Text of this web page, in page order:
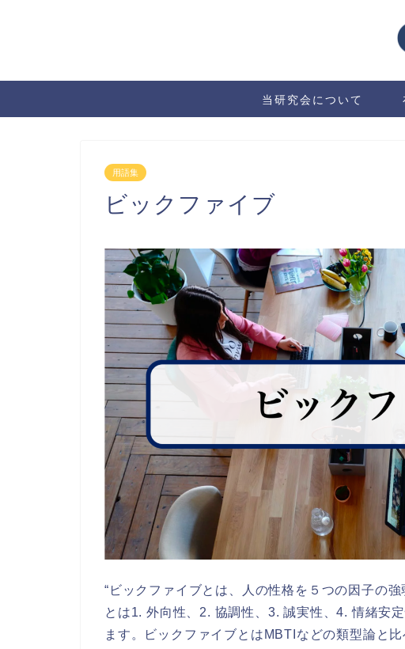
当研究会について
用語集
ビックファイブ
“ビックファイブとは、人の性格を５つの因子の
とは1. 外向性、2. 協調性、3. 誠実性、4. 情緒安
ます。ビックファイブとはMBTIなどの類型論と